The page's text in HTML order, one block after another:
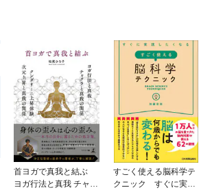
首ヨガで真我と結ぶ
ヨガ行法と真我 チャク
すごく使える脳科学テ
クニック すぐに実践